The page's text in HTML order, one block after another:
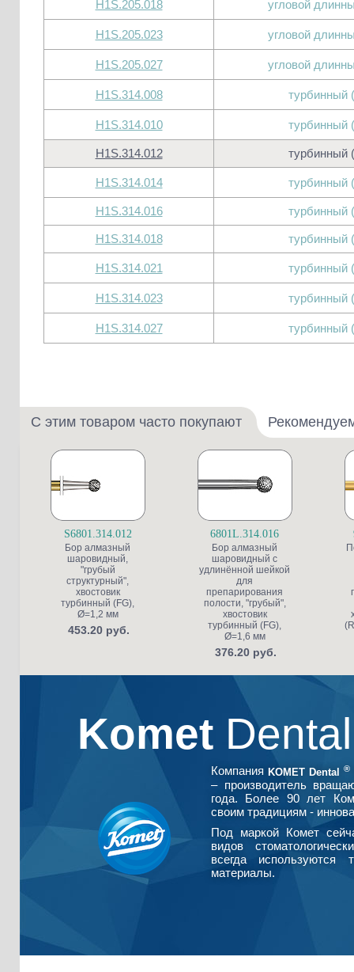
H1S.205.018 угловой
H1S.205.023 угловой
H1S.205.027 угловой
H1S.314.008 турбинный
H1S.314.010 турбинный
H1S.314.012 турбинный
H1S.314.014 турбинный
H1S.314.016 турбинный
H1S.314.018 турбинный
H1S.314.021 турбинный
H1S.314.023 турбинный
H1S.314.027 турбинный
С этим товаром часто покупают
S6801.314.012
Бор алмазный
шаровидный,
"грубый
структурный",
хвостовик
турбинный (FG),
Ø=1,2 мм
453.20 руб.
6801L.314.016
Бор алмазный
шаровидный с
удлинённой шейкой
для
препарирования
полости, "грубый",
хвостовик
турбинный (FG),
Ø=1,6 мм
376.20 руб.
Komet
Компания KOMET Dental ®
– производитель
года. Более 90 лет
своим традициям -
Под маркой Комет
видов
всегда используются
материалы.